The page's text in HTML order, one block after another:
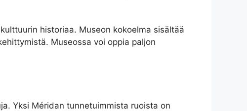
historiaa. Museon kokoelma sisältää
Museossa voi oppia paljon
Yksi Méridan tunnetuimmista ruoista on